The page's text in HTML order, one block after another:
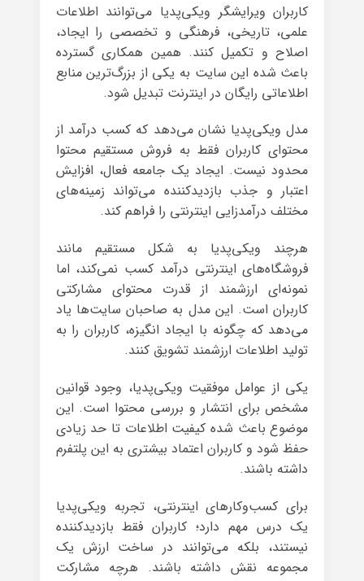
کاربران ویرایشگر ویکی‌پدیا می‌توانند اطلاعات
علمی، تاریخی، فرهنگی و تخصصی را ایجاد،
اصلاح و تکمیل کنند. همین همکاری گسترده
باعث شده این سایت به یکی از بزرگ‌ترین منابع
اطلاعاتی رایگان در اینترنت تبدیل شود.
مدل ویکی‌پدیا نشان می‌دهد که کسب درآمد از
محتوای کاربران فقط به فروش مستقیم محتوا
محدود نیست. ایجاد یک جامعه فعال، افزایش
اعتبار و جذب بازدیدکننده می‌تواند زمینه‌های
مختلف درآمدزایی اینترنتی را فراهم کند.
هرچند ویکی‌پدیا به شکل مستقیم مانند
فروشگاه‌های اینترنتی درآمد کسب نمی‌کند، اما
نمونه‌ای ارزشمند از قدرت محتوای مشارکتی
کاربران است. این مدل به صاحبان سایت‌ها یاد
می‌دهد که چگونه با ایجاد انگیزه، کاربران را به
تولید اطلاعات ارزشمند تشویق کنند.
یکی از عوامل موفقیت ویکی‌پدیا، وجود قوانین
مشخص برای انتشار و بررسی محتوا است. این
موضوع باعث شده کیفیت اطلاعات تا حد زیادی
حفظ شود و کاربران اعتماد بیشتری به این پلتفرم
داشته باشند.
برای کسب‌وکارهای اینترنتی، تجربه ویکی‌پدیا
یک درس مهم دارد؛ کاربران فقط بازدیدکننده
نیستند، بلکه می‌توانند در ساخت ارزش یک
مجموعه نقش داشته باشند. هرچه مشارکت